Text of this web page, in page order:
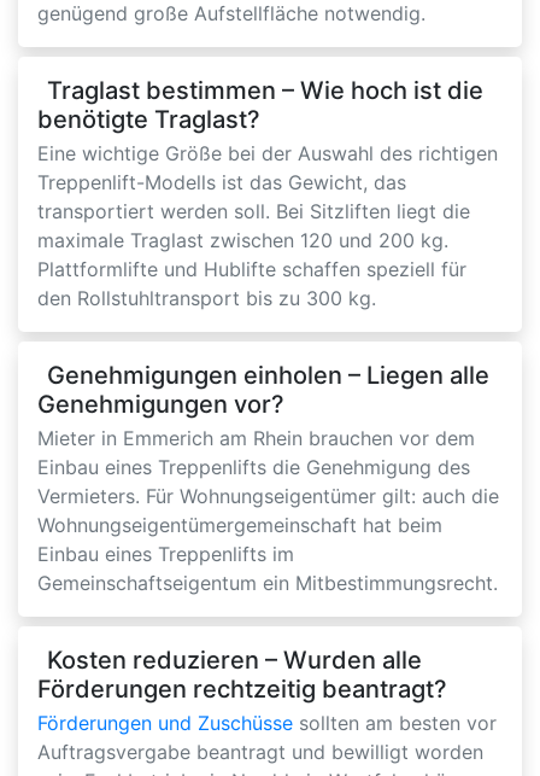
genügend große Aufstellfläche notwendig.
Traglast bestimmen – Wie hoch ist die
benötigte Traglast?
Eine wichtige Größe bei der Auswahl des richtigen
Treppenlift-Modells ist das Gewicht, das
transportiert werden soll. Bei Sitzliften liegt die
maximale Traglast zwischen 120 und 200 kg.
Plattformlifte und Hublifte schaffen speziell für
den Rollstuhltransport bis zu 300 kg.
Genehmigungen einholen – Liegen alle
Genehmigungen vor?
Mieter in Emmerich am Rhein brauchen vor dem
Einbau eines Treppenlifts die Genehmigung des
Vermieters. Für Wohnungseigentümer gilt: auch die
Wohnungseigentümergemeinschaft hat beim
Einbau eines Treppenlifts im
Gemeinschaftseigentum ein Mitbestimmungsrecht.
Kosten reduzieren – Wurden alle
Förderungen rechtzeitig beantragt?
Förderungen und Zuschüsse sollten am besten vor
Auftragsvergabe beantragt und bewilligt worden